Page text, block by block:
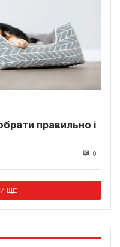
правильно і
0
ЩЕ